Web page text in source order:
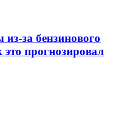
за бензинового
прогнозировал